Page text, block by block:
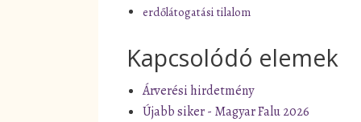
erdőlátogatási tilalom
Kapcsolódó elemek
Árverési hirdetmény
Újabb siker - Magyar Falu 2026